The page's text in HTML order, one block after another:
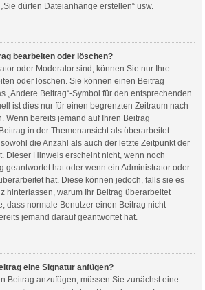
dürfen Dateianhänge erstellen“ usw.
bearbeiten oder löschen?
oder Moderator sind, können Sie nur Ihre
oder löschen. Sie können einen Beitrag
„Ändere Beitrag“-Symbol für den entsprechenden
ist dies nur für einen begrenzten Zeitraum nach
Wenn bereits jemand auf Ihren Beitrag
in der Themenansicht als überarbeitet
die Anzahl als auch der letzte Zeitpunkt der
Dieser Hinweis erscheint nicht, wenn noch
geantwortet hat oder wenn ein Administrator oder
hat. Diese können jedoch, falls sie es
hinterlassen, warum Ihr Beitrag überarbeitet
dass normale Benutzer einen Beitrag nicht
jemand darauf geantwortet hat.
eine Signatur anfügen?
Beitrag anzufügen, müssen Sie zunächst eine